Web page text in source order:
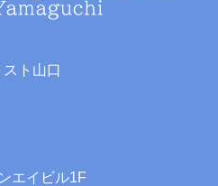
ト山口
エイビル1F